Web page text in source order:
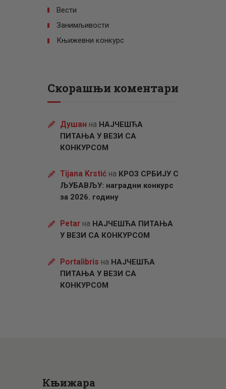
Вести
Занимљивости
Књижевни конкурс
Скорашњи коментари
Душан на НАЈЧЕШЋА
ПИТАЊА У ВЕЗИ СА
КОНКУРСОМ
Tijana Krstićна КРОЗ СРБИЈУ С
ЉУБАВЉУ: наградни конкурс
за 2026. годину
Petarна НАЈЧЕШЋА ПИТАЊА
У ВЕЗИ СА КОНКУРСОМ
Portalibris на НАЈЧЕШЋА
ПИТАЊА У ВЕЗИ СА
КОНКУРСОМ
Књижара